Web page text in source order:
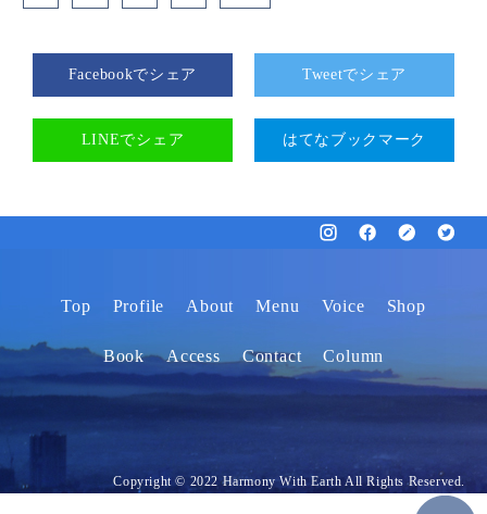
Facebookでシェア Tweetでシェア
LINEでシェア はてなブックマーク
Top Profile About Menu Voice Shop
Book Access Contact Column
Copyright © 2022 Harmony With Earth All Rights Reserved.